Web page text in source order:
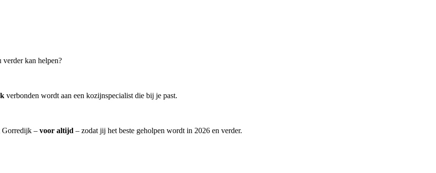
kan helpen?
verbonden wordt aan een kozijnspecialist die bij je past.
Gorredijk – voor altijd – zodat jij het beste geholpen wordt in 2026 en verder.